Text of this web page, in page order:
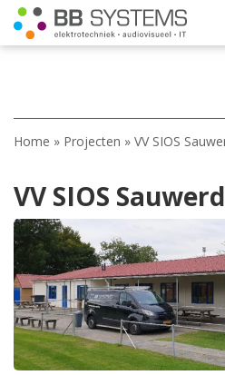
Home » Projecten » VV SIOS
VV SIOS Sauwerd